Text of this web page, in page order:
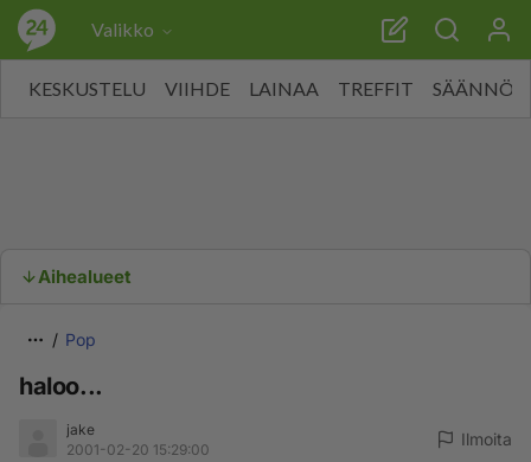
Valikko
KESKUSTELU VIIHDE LAINAA TREFFIT SÄÄNNÖT
Aihealueet
Pop
haloo...
jake
2001-02-20 15:29:00
Ilmoita